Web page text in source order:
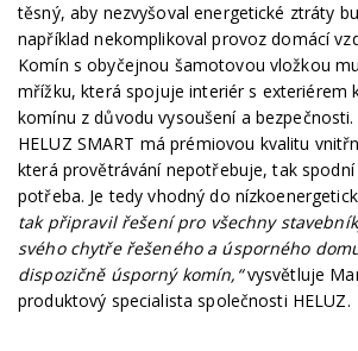
těsný, aby nezvyšoval energetické ztráty
například nekomplikoval provoz domácí
Komín s obyčejnou šamotovou vložkou
mřížku, která spojuje interiér s exteriérem
komínu z důvodu vysoušení a
HELUZ SMART má prémiovou kvalitu
která provětrávání nepotřebuje, tak
potřeba. Je tedy vhodný do
tak připravil řešení pro všechny
svého chytře řešeného a úsporného
dispozičně úsporný komín,“vysvětluje
produktový specialista společnosti HELUZ.